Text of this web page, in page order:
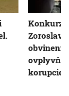
korupcie